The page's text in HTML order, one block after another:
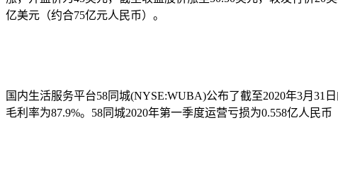
亿美元（约合75亿元人民币）。
国内生活服务平台58同城(NYSE:WUBA)公布了截至2020年3月31
毛利率为87.9%。58同城2020年第一季度运营亏损为0.558亿人民